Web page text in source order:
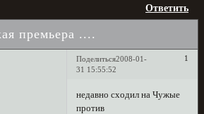
премьера ....
Ответить
Поделиться 1
2008-01-
31 15:55:52
недавно сходил на Чужые
против